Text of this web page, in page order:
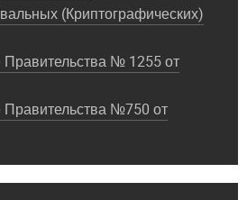
(Криптографических)
№ 1255 от
№750 от